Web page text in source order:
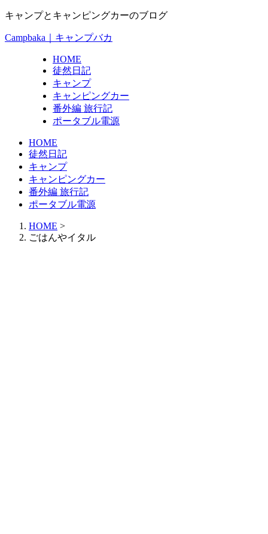
キャンプとキャンピングカーのブログ
Campbaka｜キャンプバカ
HOME
徒然日記
キャンプ
キャンピングカー
番外編 旅行記
ポータブル電源
HOME
徒然日記
キャンプ
キャンピングカー
番外編 旅行記
ポータブル電源
HOME >
ごはんやイタル